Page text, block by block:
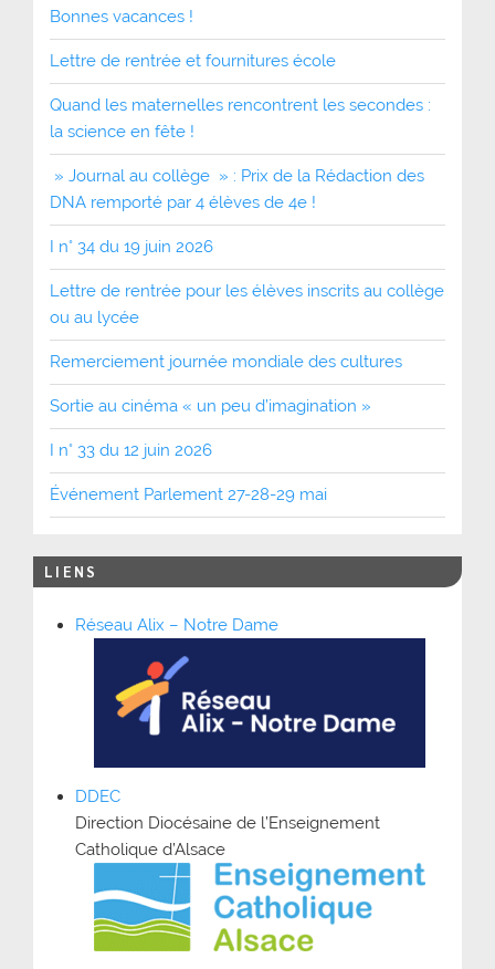
Bonnes vacances !
Lettre de rentrée et fournitures école
Quand les maternelles rencontrent les secondes :
la science en fête !
» Journal au collège » : Prix de la Rédaction des
DNA remporté par 4 élèves de 4e !
I n° 34 du 19 juin 2026
Lettre de rentrée pour les élèves inscrits au collège
ou au lycée
Remerciement journée mondiale des cultures
Sortie au cinéma « un peu d’imagination »
I n° 33 du 12 juin 2026
Événement Parlement 27-28-29 mai
LIENS
Réseau Alix – Notre Dame
DDEC
Direction Diocésaine de l’Enseignement
Catholique d’Alsace